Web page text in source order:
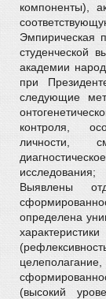
компоненты),
Эмпирическая
студенческой
академии
при
следующие
контроля,
личности,
Выявлены
определена
(высокий